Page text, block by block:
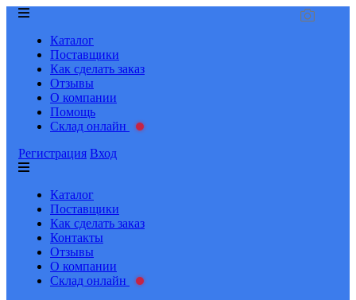
Каталог
Поставщики
Как сделать заказ
Отзывы
О компании
Помощь
Склад онлайн
Регистрация Вход
Каталог
Поставщики
Как сделать заказ
Контакты
Отзывы
О компании
Склад онлайн